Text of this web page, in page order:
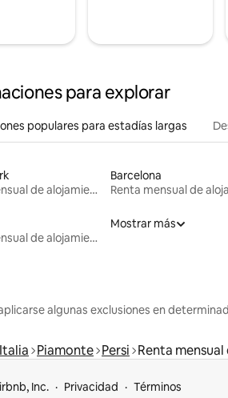
para explorar
populares para estadías largas
Renta mensual de alojamientos
Barcelona
Renta mensual de alojamientos
Mostrar más
algunas exclusiones en
Italia Piamonte Persi Renta
Inc. Privacidad Términos